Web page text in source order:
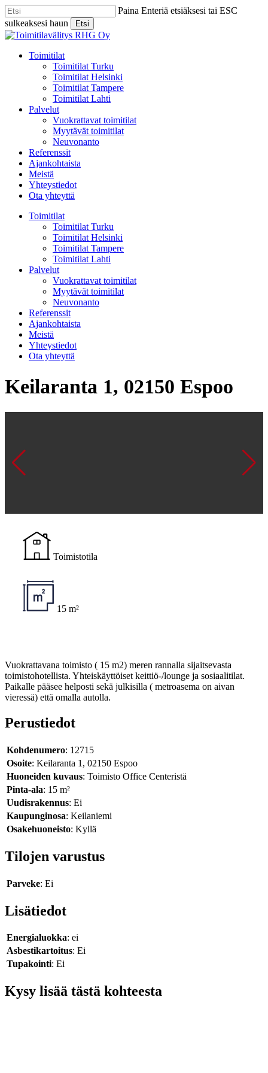
Skip
to
main
content
Paina Enteriä etsiäksesi tai ESC
sulkeaksesi haun
Etsi
Close
Menu
Toimitilat
Toimitilat Turku
Toimitilat Helsinki
Toimitilat Tampere
Toimitilat Lahti
Palvelut
Vuokrattavat toimitilat
Myytävät toimitilat
Neuvonanto
Referenssit
Ajankohtaista
Meistä
Yhteystiedot
Ota yhteyttä
Toimitilat
Toimitilat Turku
Toimitilat Helsinki
Toimitilat Tampere
Toimitilat Lahti
Palvelut
Vuokrattavat toimitilat
Myytävät toimitilat
Neuvonanto
Referenssit
Ajankohtaista
Meistä
Yhteystiedot
Ota yhteyttä
Keilaranta 1, 02150 Espoo
Toimistotila
15 m²
Vuokrattavana toimisto ( 15 m2) meren rannalla sijaitsevasta
toimistohotellista. Yhteiskäyttöiset keittiö-/lounge ja sosiaalitilat.
Paikalle pääsee helposti sekä julkisilla ( metroasema on aivan
vieressä) että omalla autolla.
Perustiedot
Kohdenumero: 12715
Osoite: Keilaranta 1, 02150 Espoo
Huoneiden kuvaus: Toimisto Office Centeristä
Pinta-ala: 15 m²
Uudisrakennus: Ei
Kaupunginosa: Keilaniemi
Osakehuoneisto: Kyllä
Tilojen varustus
Parveke: Ei
Lisätiedot
Energialuokka: ei
Asbestikartoitus: Ei
Tupakointi: Ei
Kysy lisää tästä kohteesta